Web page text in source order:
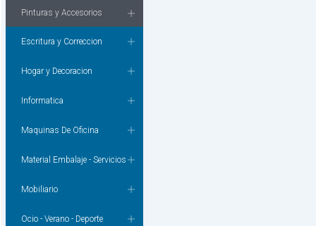
Pinturas y Accesorios
Escritura y Correccion
Hogar y Decoracion
Informatica
Maquinas De Oficina
Material Embalaje - Servicios
Mobiliario
Ocio - Verano - Deporte